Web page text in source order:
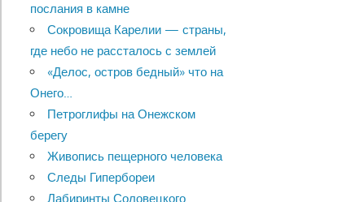
послания в камне
Сокровища Карелии — страны,
где небо не рассталось с землей
«Делос, остров бедный» что на
Онего…
Петроглифы на Онежском
берегу
Живопись пещерного человека
Следы Гипербореи
Лабиринты Соловецкого